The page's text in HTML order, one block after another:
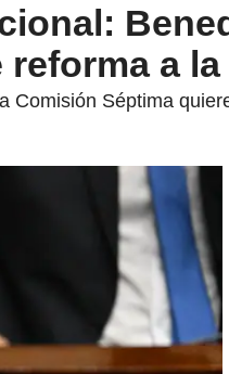
a
Comisión Séptima